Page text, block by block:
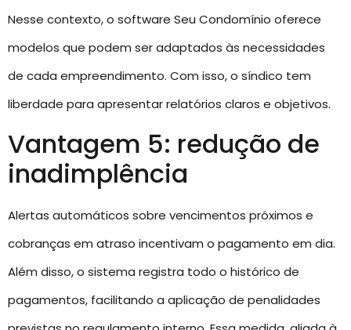
Nesse contexto, o software Seu Condomínio oferece
modelos que podem ser adaptados às necessidades
de cada empreendimento. Com isso, o síndico tem
liberdade para apresentar relatórios claros e objetivos.
Vantagem 5: redução de
inadimplência
Alertas automáticos sobre vencimentos próximos e
cobranças em atraso incentivam o pagamento em dia.
Além disso, o sistema registra todo o histórico de
pagamentos, facilitando a aplicação de penalidades